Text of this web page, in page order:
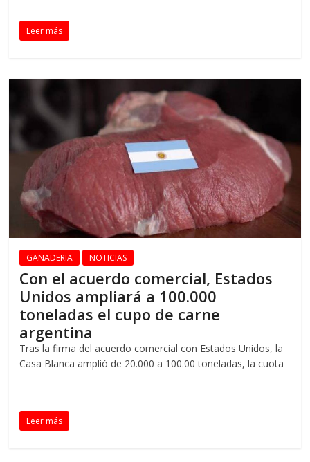
Leer más
GANADERIA NOTICIAS
Con el acuerdo comercial, Estados
Unidos ampliará a 100.000
toneladas el cupo de carne
argentina
Tras la firma del acuerdo comercial con Estados Unidos, la
Casa Blanca amplió de 20.000 a 100.00 toneladas, la cuota
Leer más